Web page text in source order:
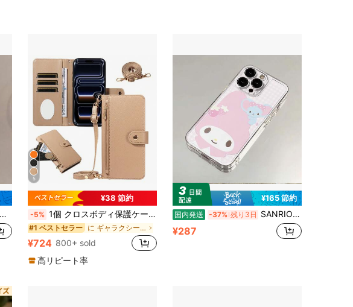
1.7K
4.47
4.47 5.3K 1.7K
5
¥38 節約
-5% 1個 クロスボディ保護ケース カードスロット付き ジッパーポケット対応 Apple 17 ProMax/16/15/14/13/12/11pro、A56、NOTE 14 PRO 5G (国際版)、メイクアップミラー付き携帯電話保護カバー
#1 ベストセラー に ギャラクシーZ フォールド4 5G 携帯電話ケース
¥724 800+ sold
高リピート率
¥165 節約
国内発送 -37% 残り3日 SANRIO スマホケース：ストロベリーマイメロディリトルエレファント柄、17、17 Pro Max、16、16 Pro、16 Pro Max、15、14、13、11、12に適しています。 適切です。 男の子への完璧なホリデー＆誕生日プレゼント
¥287